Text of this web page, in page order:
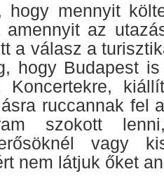
hogy mennyit
amennyit az
a válasz a
hogy Budapest
Koncertekre,
ruccannak fel
szokott
vagy
nem látjuk őket